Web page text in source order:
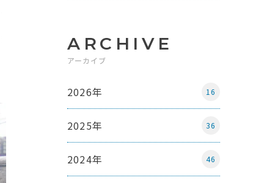
ARCHIVE
アーカイブ
2026年 16
2025年 36
2024年 46